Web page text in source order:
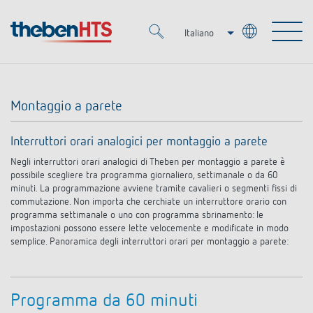
Italiano
Prodotti
KNX
Smart Home
DALI
Fari a LED
OEM
Soluzioni OEM
Esperti OEM
Referenze
Soluzioni
Servizio
Mediateca
Montaggio a parete
Interruttori orari analogici per montaggio a parete
Negli interruttori orari analogici di Theben per montaggio a parete è
possibile scegliere tra programma giornaliero, settimanale o da 60
minuti. La programmazione avviene tramite cavalieri o segmenti fissi di
commutazione. Non importa che cerchiate un interruttore orario con
programma settimanale o uno con programma sbrinamento: le
impostazioni possono essere lette velocemente e modificate in modo
semplice. Panoramica degli interruttori orari per montaggio a parete:
Programma da 60 minuti